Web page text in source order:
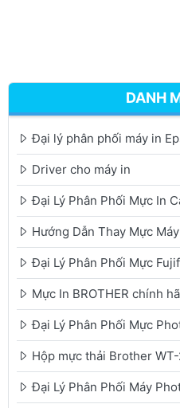
DANH
Đại lý phân phối máy in
Driver cho máy in
Đại Lý Phân Phối Mực In
Hướng Dẫn Thay Mực
Đại Lý Phân Phối Mực
Mực In BROTHER chính
Đại Lý Phân Phối Mực
Hộp mực thải Brother WT-
Đại Lý Phân Phối Máy